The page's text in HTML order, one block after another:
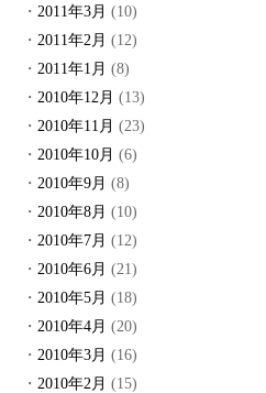
2011年3月 (10)
2011年2月 (12)
2011年1月 (8)
2010年12月 (13)
2010年11月 (23)
2010年10月 (6)
2010年9月 (8)
2010年8月 (10)
2010年7月 (12)
2010年6月 (21)
2010年5月 (18)
2010年4月 (20)
2010年3月 (16)
2010年2月 (15)